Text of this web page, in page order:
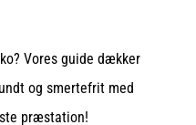
Vores guide dækker
og smertefrit med
præstation!